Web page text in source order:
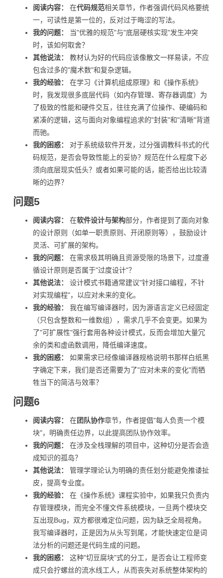
阅读内容： 在代码规范相关章节，作者强调代码风格要统
一，可读性是第一位的，反对过于晦涩的写法。
我的问题：
当"优雅的规范"与"底层硬核实现"发生冲突
时，该如何取舍？
其他说法：
教材认为好的代码应该像散文一样易读，不应
包含过多的"魔术数"和复杂逻辑。
我的经验：
在学习《计算机组成原理》和《操作系统》
时，我发现很多底层代码（如内存管理、寄存器调度）为
了极致的性能和硬件交互，往往充满了位操作、硬编码和
紧凑的逻辑，这与面向对象编程追求的"封装"和"清晰"背道
而驰。
我的困惑：
对于系统级软件开发，过分强调教科书式的代
码规范，是否会导致性能上的妥协？规范在什么程度下必
须向底层现实低头？或者如果可能的话，能否给出比较清
晰的边界？
问题5
阅读内容： 在软件设计与架构部分，作者提到了面向对象
的设计原则（如单一职责原则、开闭原则等），鼓励设计
灵活、可扩展的架构。
我的问题：
在需求极其明确且资源受限的场景下，过度遵
循设计原则是否属于"过度设计"？
其他说法：
设计模式书籍通常建议"针对接口编程，不针
对实现编程"，以应对未来的变化。
我的经验：
我在编写编译器时，因为源语言定义已经固定
（只包含整数和一维数组），需求几乎不会变更。如果为
了"可扩展性"强行套用各种设计模式，反而会增加大量冗
余的类和虚函数调用，降低编译速度。
我的困惑：
如果需求已经像编译器规格说明书那样白纸黑
字确定下来，我们是否还需要为了"应对未来的变化"而牺
牲当下的简洁与效率？
问题6
阅读内容： 在团队协作章节，作者提倡"每人负责一个模
块"，明确责任边界，以此提高团队协作效率。
我的问题：
在涉及全栈理解的项目中，这种切分是否会造
成知识的孤岛？
其他说法：
管理学理论认为明确的责任划分能避免推诿扯
皮，提高专业度。
我的经验：
在《操作系统》课程实验中，如果我只负责内
存管理模块，而完全不懂文件系统模块，一旦两个模块交
互出现Bug，双方都很难定位问题，因为缺乏全局视角。
我写编译器时，正是因为从头写到尾，才能快速定位是词
法分析的问题还是代码生成的问题。
我的困惑：
这种"切豆腐块"式的分工，是否会让工程师变
成只会拧螺丝的流水线工人，从而丧失对系统整体架构的